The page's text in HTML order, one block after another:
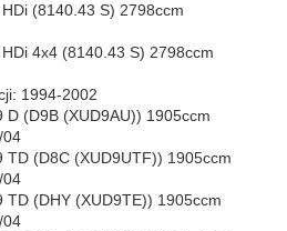
(8140.43 S) 2798ccm
4x4 (8140.43 S) 2798ccm
1994-2002
D (D9B (XUD9AU)) 1905ccm
04
TD (D8C (XUD9UTF)) 1905ccm
04
TD (DHY (XUD9TE)) 1905ccm
04